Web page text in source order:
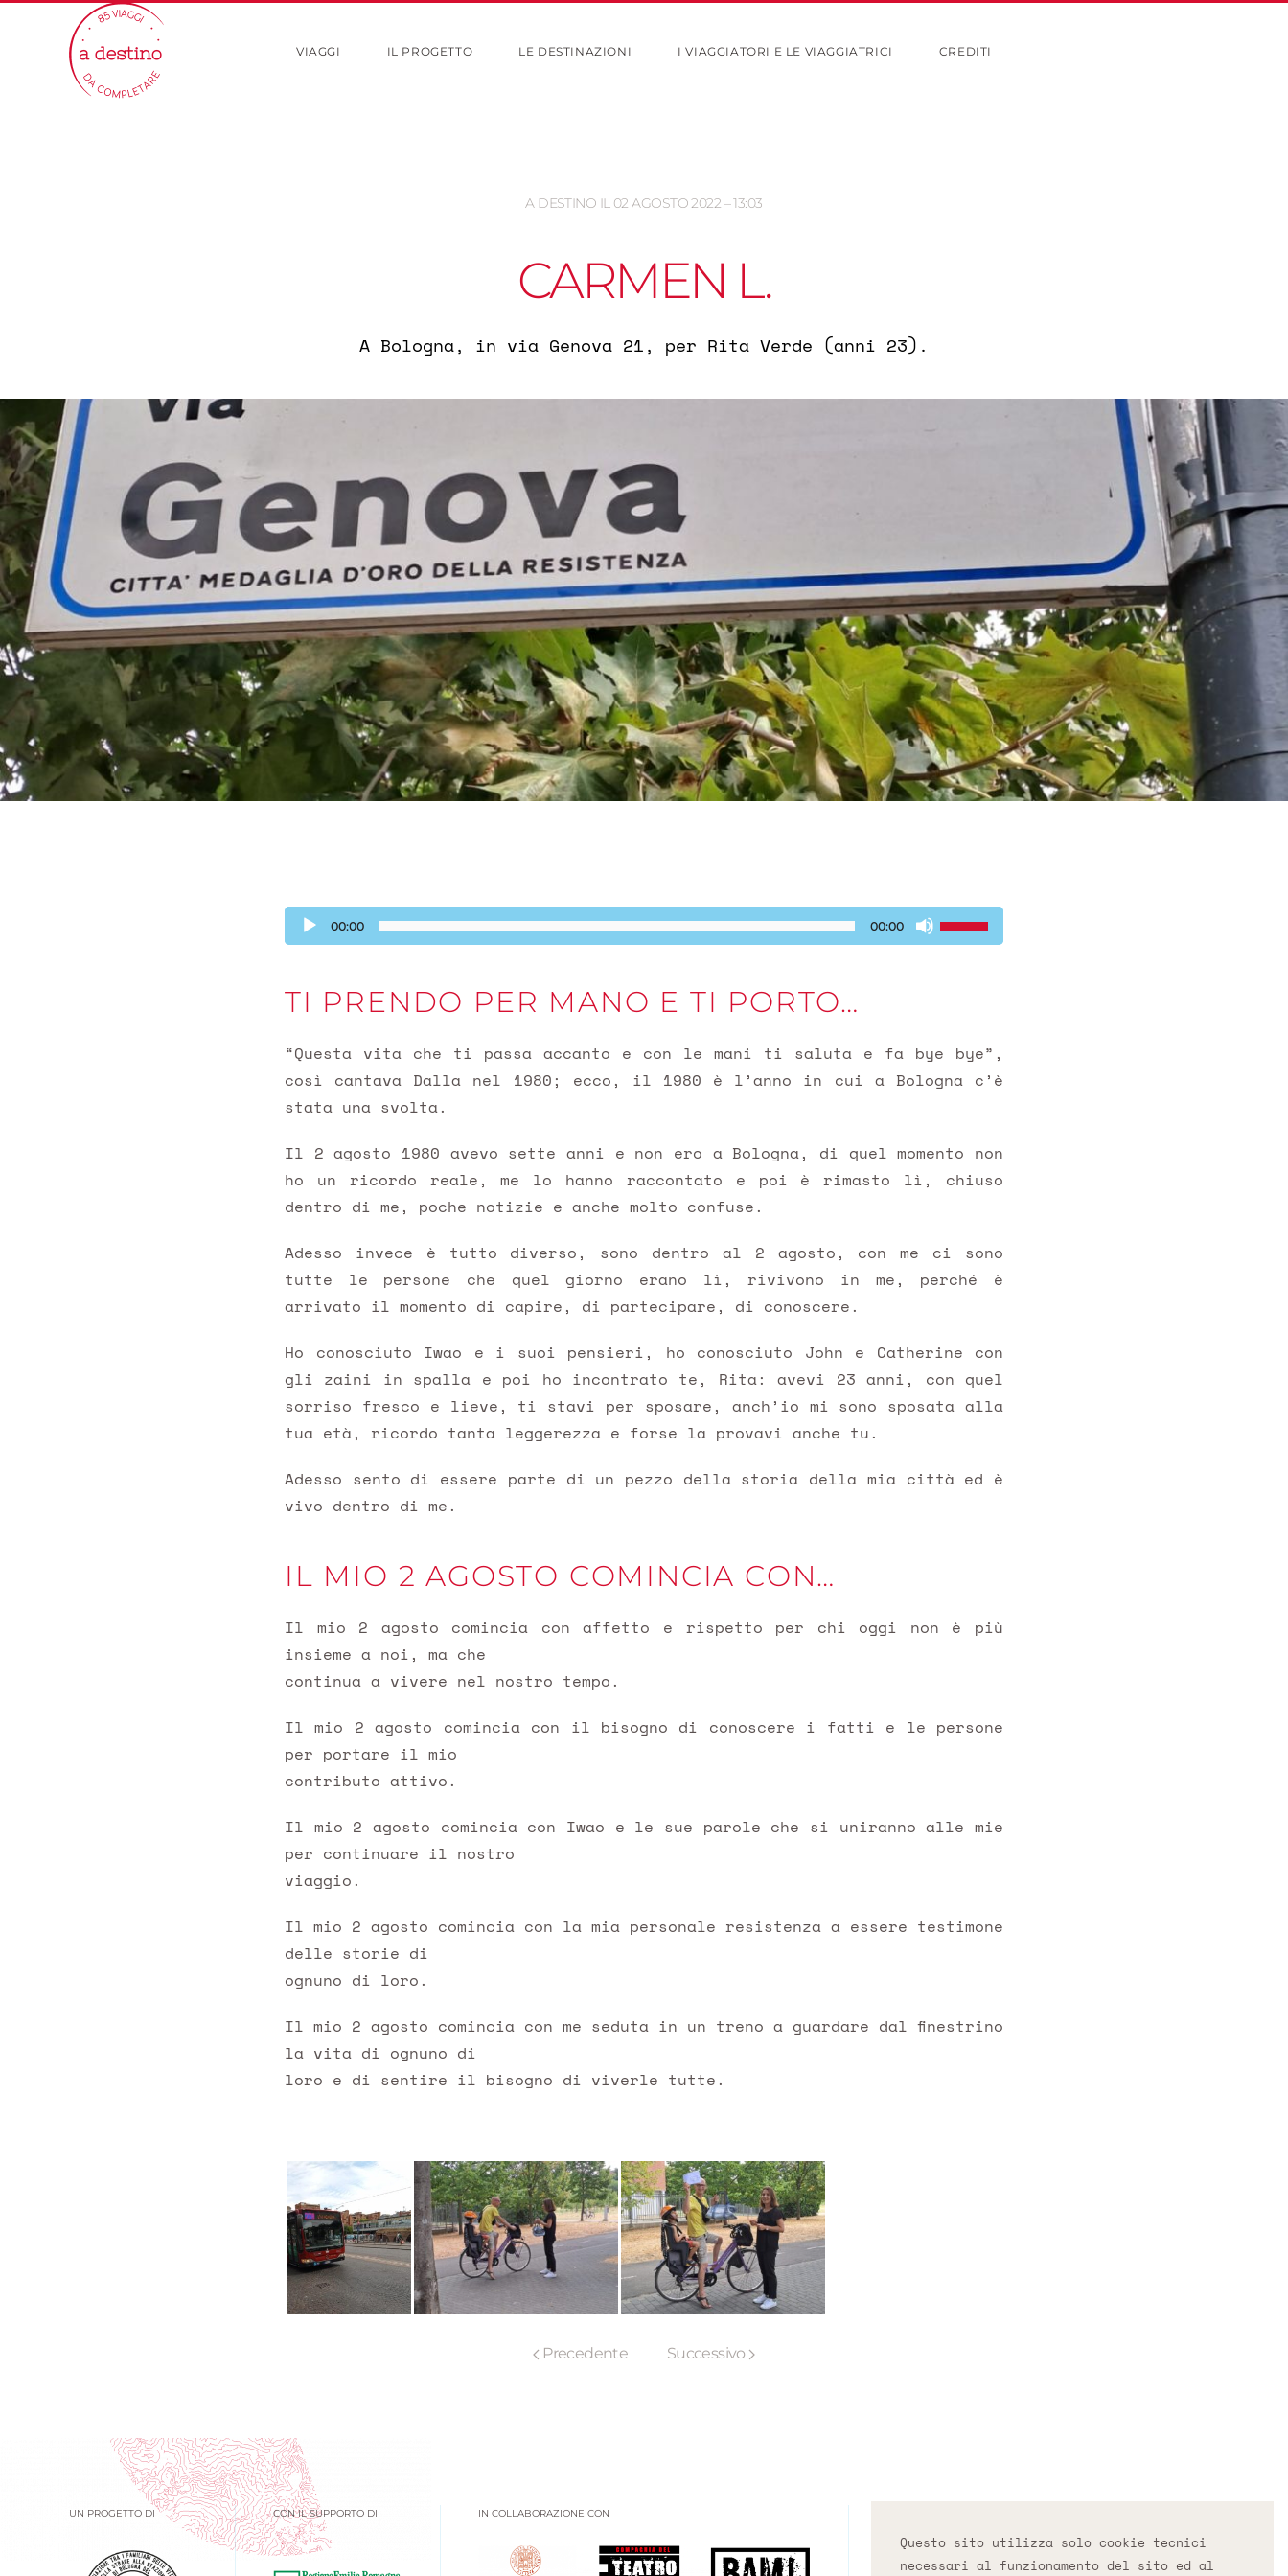
VIAGGI IL PROGETTO LE DESTINAZIONI I VIAGGIATORI E LE VIAGGIATRICI CREDITI
A DESTINO IL 02 AGOSTO 2022 – 13:03
CARMEN L.
A Bologna, in via Genova 21, per Rita Verde (anni 23).
Audio
Player
00:00 00:00
i
o
diminuire
TI PRENDO PER MANO E TI PORTO…
“Questa vita che ti passa accanto e con le mani ti saluta e fa bye bye”,
così cantava Dalla nel 1980; ecco, il 1980 è l’anno in cui a Bologna c’è
stata una svolta.
Il 2 agosto 1980 avevo sette anni e non ero a Bologna, di quel momento non
ho un ricordo reale, me lo hanno raccontato e poi è rimasto lì, chiuso
dentro di me, poche notizie e anche molto confuse.
Adesso invece è tutto diverso, sono dentro al 2 agosto, con me ci sono
tutte le persone che quel giorno erano lì, rivivono in me, perché è
arrivato il momento di capire, di partecipare, di conoscere.
Ho conosciuto Iwao e i suoi pensieri, ho conosciuto John e Catherine con
gli zaini in spalla e poi ho incontrato te, Rita: avevi 23 anni, con quel
sorriso fresco e lieve, ti stavi per sposare, anch’io mi sono sposata alla
tua età, ricordo tanta leggerezza e forse la provavi anche tu.
Adesso sento di essere parte di un pezzo della storia della mia città ed è
vivo dentro di me.
IL MIO 2 AGOSTO COMINCIA CON…
Il mio 2 agosto comincia con affetto e rispetto per chi oggi non è più
insieme a noi, ma che
continua a vivere nel nostro tempo.
Il mio 2 agosto comincia con il bisogno di conoscere i fatti e le persone
per portare il mio
contributo attivo.
Il mio 2 agosto comincia con Iwao e le sue parole che si uniranno alle mie
per continuare il nostro
viaggio.
Il mio 2 agosto comincia con la mia personale resistenza a essere testimone
delle storie di
ognuno di loro.
Il mio 2 agosto comincia con me seduta in un treno a guardare dal finestrino
la vita di ognuno di
loro e di sentire il bisogno di viverle tutte.
Precedente Successivo
UN PROGETTO DI CON IL SUPPORTO DI IN COLLABORAZIONE CON
Questo sito utilizza solo cookie tecnici
necessari al funzionamento del sito ed al